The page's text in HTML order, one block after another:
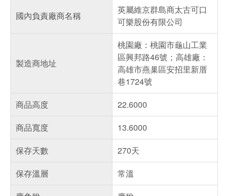
國內負責廠商名稱
英屬維京群島商太古可口
可樂股份有限公司
製造商地址
桃園廠：桃園市龜山工業
區興邦路46號；高雄廠：
高雄市燕巢區安招里新厝
巷1724號
商品高度
22.6000
商品寬度
13.6000
保存天數
270天
保存溫層
常溫